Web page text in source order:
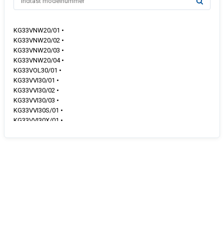
KG33VNW20/01 •
KG33VNW20/02 •
KG33VNW20/03 •
KG33VNW20/04 •
KG33VOL30/01 •
KG33VVI30/01 •
KG33VVI30/02 •
KG33VVI30/03 •
KG33VVI30S/01 •
KG33VVI30X/01 •
KG33VVI30X/03 •